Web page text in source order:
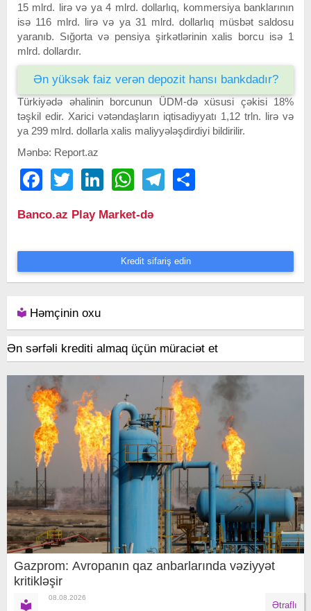
15 mlrd. lirə və ya 4 mlrd. dollarlıq, kommersiya banklarının
isə 116 mlrd. lirə və ya 31 mlrd. dollarlıq müsbət saldosu
yaranıb. Sığorta və pensiya şirkətlərinin xalis borcu isə 1
mlrd. dollardır.
Ən yüksək faiz verən depozit hansı bankdadır?
Türkiyədə əhalinin borcunun ÜDM-də xüsusi çəkisi 18%
təşkil edir. Xarici vətəndaşların iqtisadiyyatı 1,12 trln. lirə və
ya 299 mlrd. dollarla xalis maliyyələşdirdiyi bildirilir.
Mənbə: Report.az
FacebookTwitter LinkedIn WhatsAppTelegram
Banco.az Play Market-də
Kredit sifariş edin
Həmçinin oxu
Ən sərfəli krediti almaq üçün müraciət et
Gazprom: Avropanın qaz anbarlarında vəziyyət
kritikləşir
08.08.2026
Ətraflı